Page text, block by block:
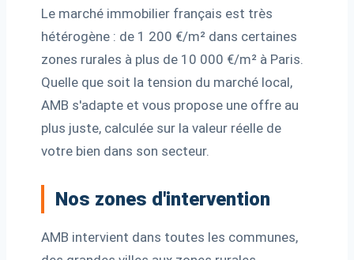
Le marché immobilier français est très
hétérogène : de 1 200 €/m² dans certaines
zones rurales à plus de 10 000 €/m² à Paris.
Quelle que soit la tension du marché local,
AMB s'adapte et vous propose une offre au
plus juste, calculée sur la valeur réelle de
votre bien dans son secteur.
Nos zones d'intervention
AMB intervient dans toutes les communes,